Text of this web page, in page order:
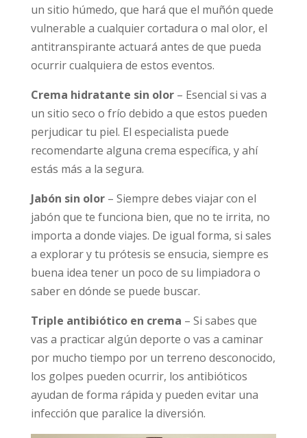
un sitio húmedo, que hará que el muñón quede
vulnerable a cualquier cortadura o mal olor, el
antitranspirante actuará antes de que pueda
ocurrir cualquiera de estos eventos.
Crema hidratante sin olor– Esencial si vas a
un sitio seco o frío debido a que estos pueden
perjudicar tu piel. El especialista puede
recomendarte alguna crema específica, y ahí
estás más a la segura.
Jabón sin olor– Siempre debes viajar con el
jabón que te funciona bien, que no te irrita, no
importa a donde viajes. De igual forma, si sales
a explorar y tu prótesis se ensucia, siempre es
buena idea tener un poco de su limpiadora o
saber en dónde se puede buscar.
Triple antibiótico en crema – Si sabes que
vas a practicar algún deporte o vas a caminar
por mucho tiempo por un terreno desconocido,
los golpes pueden ocurrir, los antibióticos
ayudan de forma rápida y pueden evitar una
infección que paralice la diversión.